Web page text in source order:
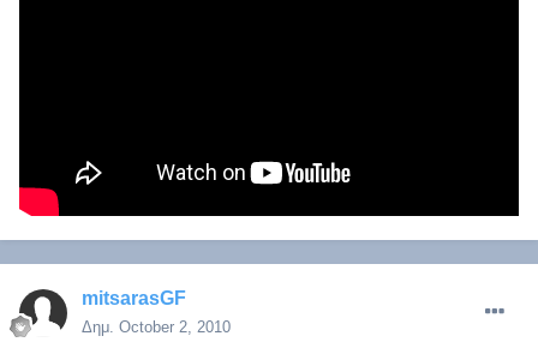
mitsarasGF
Δημ. October 2, 2010